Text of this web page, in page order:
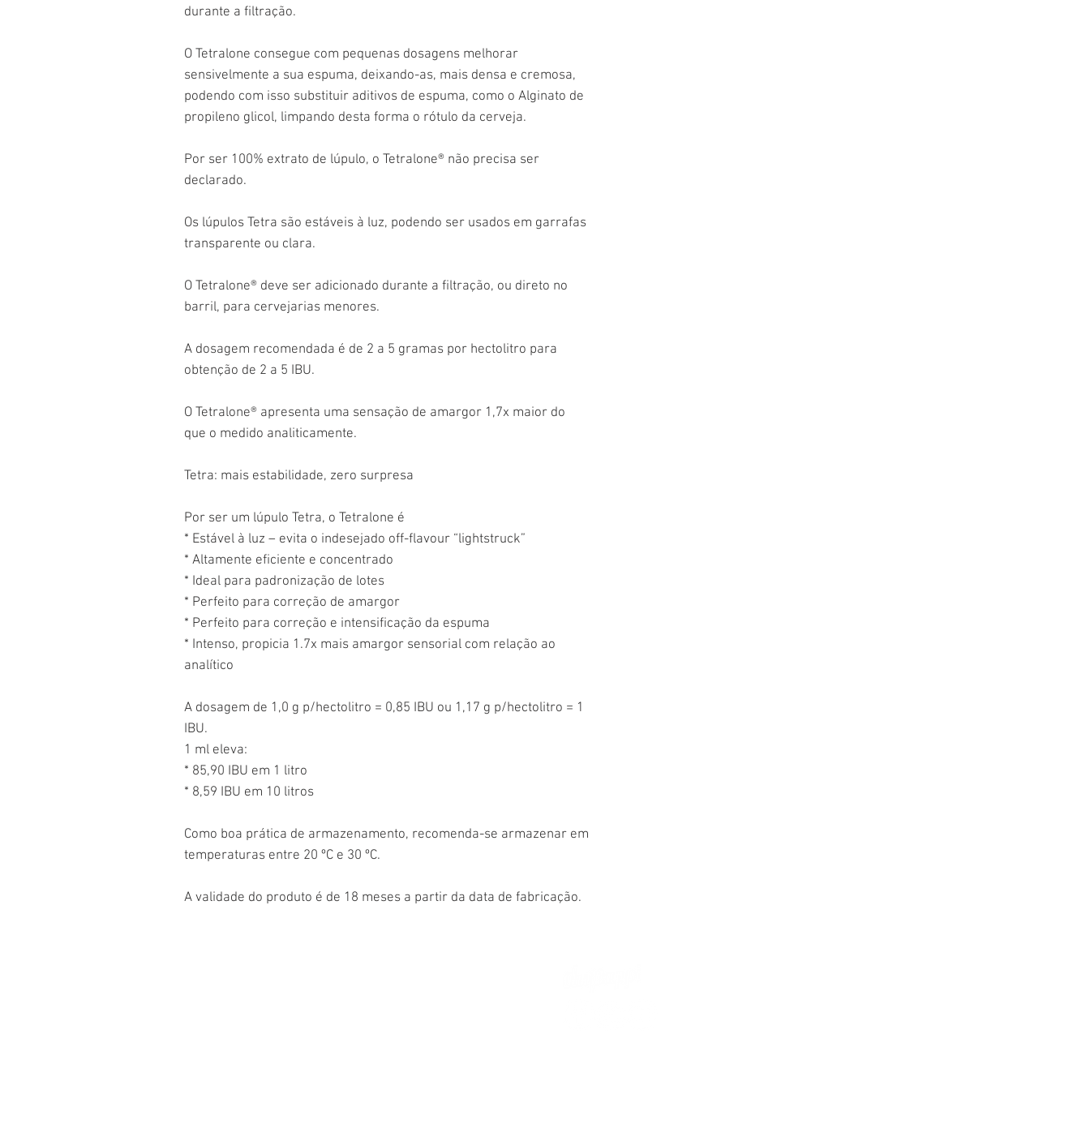
durante a filtração.
O Tetralone consegue com pequenas dosagens melhorar
sensivelmente a sua espuma, deixando-as, mais densa e cremosa,
podendo com isso substituir aditivos de espuma, como o Alginato de
propileno glicol, limpando desta forma o rótulo da cerveja.
Por ser 100% extrato de lúpulo, o Tetralone® não precisa ser
declarado.
Os lúpulos Tetra são estáveis à luz, podendo ser usados em garrafas
transparente ou clara.
O Tetralone® deve ser adicionado durante a filtração, ou direto no
barril, para cervejarias menores.
A dosagem recomendada é de 2 a 5 gramas por hectolitro para
obtenção de 2 a 5 IBU.
O Tetralone® apresenta uma sensação de amargor 1,7x maior do
que o medido analiticamente.
Tetra: mais estabilidade, zero surpresa
Por ser um lúpulo Tetra, o Tetralone é
* Estável à luz – evita o indesejado off-flavour “lightstruck”
* Altamente eficiente e concentrado
* Ideal para padronização de lotes
* Perfeito para correção de amargor
* Perfeito para correção e intensificação da espuma
* Intenso, propicia 1.7x mais amargor sensorial com relação ao
analítico
A dosagem de 1,0 g p/hectolitro = 0,85 IBU ou 1,17 g p/hectolitro = 1
IBU.
1 ml eleva:
* 85,90 IBU em 1 litro
* 8,59 IBU em 10 litros
Como boa prática de armazenamento, recomenda-se armazenar em
temperaturas entre 20 ºC e 30 ºC.
A validade do produto é de 18 meses a partir da data de fabricação.